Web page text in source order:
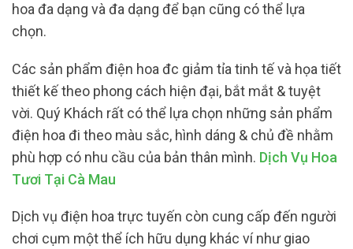
hoa đa dạng và đa dạng để bạn cũng có thể lựa
chọn.
Các sản phẩm điện hoa đc giảm tỉa tinh tế và họa tiết
thiết kế theo phong cách hiện đại, bắt mắt & tuyệt
vời. Quý Khách rất có thể lựa chọn những sản phẩm
điện hoa đi theo màu sắc, hình dáng & chủ đề nhằm
phù hợp có nhu cầu của bản thân mình. Dịch Vụ Hoa
Tươi Tại Cà Mau
Dịch vụ điện hoa trực tuyến còn cung cấp đến người
chơi cụm một thể ích hữu dụng khác ví như giao